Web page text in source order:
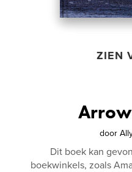
ZIEN
door
Dit boek kan
boekwinkels, zoals